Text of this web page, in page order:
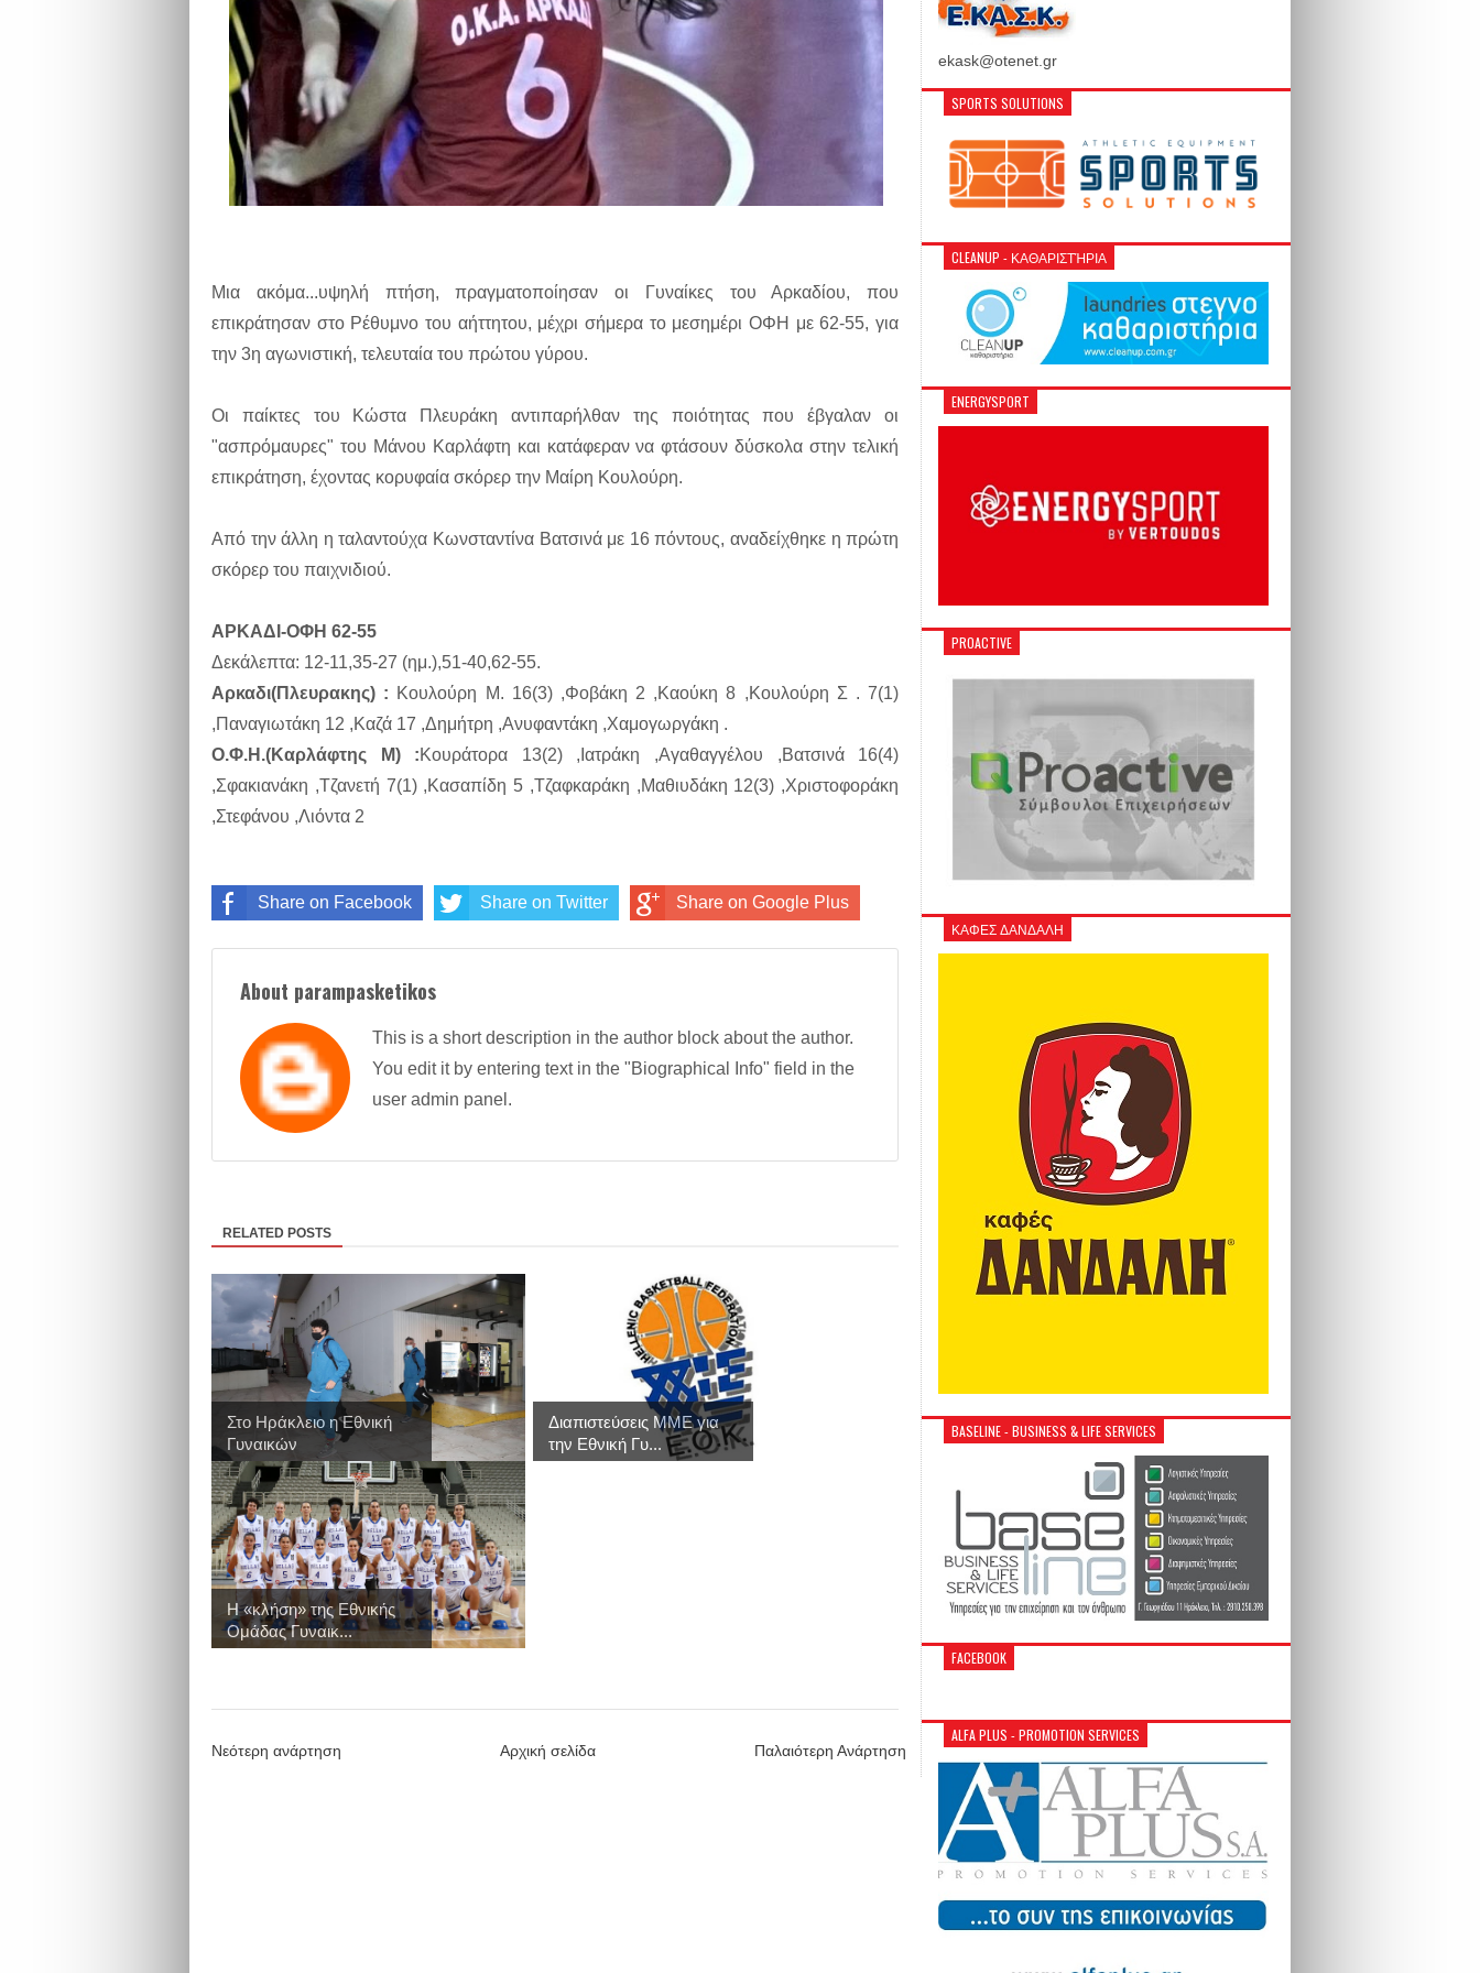
Μια ακόμα...υψηλή πτήση, πραγματοποίησαν οι Γυναίκες του Αρκαδίου, που
επικράτησαν στο Ρέθυμνο του αήττητου, μέχρι σήμερα το μεσημέρι ΟΦΗ με 62-55, για
την 3η αγωνιστική, τελευταία του πρώτου γύρου.
Οι παίκτες του Κώστα Πλευράκη αντιπαρήλθαν της ποιότητας που έβγαλαν οι
"ασπρόμαυρες" του Μάνου Καρλάφτη και κατάφεραν να φτάσουν δύσκολα στην τελική
επικράτηση, έχοντας κορυφαία σκόρερ την Μαίρη Κουλούρη.
Από την άλλη η ταλαντούχα Κωνσταντίνα Βατσινά με 16 πόντους, αναδείχθηκε η πρώτη
σκόρερ του παιχνιδιού.
ΑΡΚΑΔΙ-ΟΦΗ 62-55
Δεκάλεπτα: 12-11,35-27 (ημ.),51-40,62-55.
Αρκαδι(Πλευρακης) : Κουλούρη Μ. 16(3) ,Φοβάκη 2 ,Καούκη 8 ,Κουλούρη Σ . 7(1)
,Παναγιωτάκη 12 ,Καζά 17 ,Δημήτρη ,Ανυφαντάκη ,Χαμογωργάκη .
Ο.Φ.Η.(Καρλάφτης Μ) :Κουράτορα 13(2) ,Ιατράκη ,Αγαθαγγέλου ,Βατσινά 16(4)
,Σφακιανάκη ,Τζανετή 7(1) ,Κασαπίδη 5 ,Τζαφκαράκη ,Μαθιυδάκη 12(3) ,Χριστοφοράκη
,Στεφάνου ,Λιόντα 2
Share on Facebook Share on Twitter Share on Google Plus
About parampasketikos
This is a short description in the author block about the author.
You edit it by entering text in the "Biographical Info" field in the
user admin panel.
RELATED POSTS
Στο Ηράκλειο η Εθνική
Γυναικών
Διαπιστεύσεις MME για
την Εθνική Γυ...
Η «κλήση» της Εθνικής
Ομάδας Γυναικ...
Νεότερη ανάρτηση Παλαιότερη Ανάρτηση
Αρχική σελίδα
ekask@otenet.gr
SPORTS SOLUTIONS
CLEANUP - ΚΑΘΑΡΙΣΤΉΡΙΑ
ENERGYSPORT
PROACTIVE
ΚΑΦΕΣ ΔΑΝΔΑΛΗ
BASELINE - BUSINESS & LIFE SERVICES
FACEBOOK
ALFA PLUS - PROMOTION SERVICES